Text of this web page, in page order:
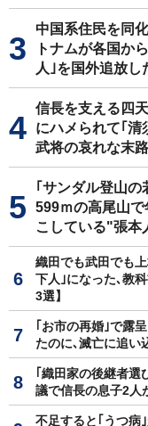
中国系住民を同
トナムが各国か
人｣を国外追放し
信長を支える四
にハメられて｢清
武将の哀れな末路
｢サンダル登山
599ｍの高尾山
こしている"張本
織田でも武田でも
下人｣になった､教
3選】
｢お市の再婚｣で露
たのに､滅亡に追い
｢織田家の後継者
議で信長の息子2人
不足すると｢うつ病